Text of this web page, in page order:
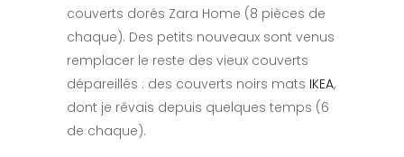
couverts dorés Zara Home (8 pièces de
chaque). Des petits nouveaux sont venus
remplacer le reste des vieux couverts
dépareillés : des couverts noirs mats IKEA,
dont je rêvais depuis quelques temps (6
de chaque).